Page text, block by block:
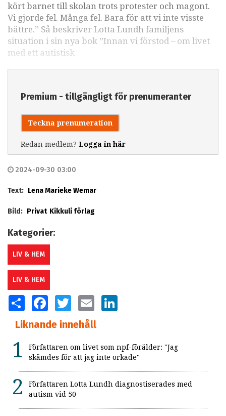
kört barnet till skolan trots protester och magont.
Vi gjorde fel. Många fel. Bara för att vi inte visste
bättre.” Så beskriver Lotta Lundh familjens
situation i sin nya bok ”Innan vi förstod – om livet
med ett autistisk
Premium - tillgängligt för prenumeranter
Teckna prenumeration
Redan medlem? Logga in här
2024-09-30 03:00
Text: Lena Marieke Wemar
Bild: Privat Kikkuli förlag
Kategorier:
LIV & HEM
LIV & HEM
SHARE FACEBOOKTWITTER EMAIL
Liknande innehåll
Författaren om livet som npf-förälder: "Jag
skämdes för att jag inte orkade"
Författaren Lotta Lundh diagnostiserades med
autism vid 50